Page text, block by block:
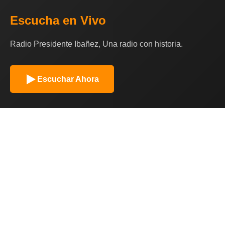
Escucha en Vivo
Radio Presidente Ibañez, Una radio con historia.
Escuchar Ahora